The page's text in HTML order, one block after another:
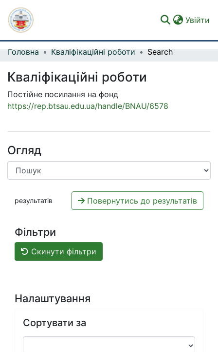
Увійти
Фонди та зібрання
Пошук за критеріями
Статистика
Головна Кваліфікаційні роботи Search
Кваліфікаційні роботи
Постійне посилання на фонд
https://rep.btsau.edu.ua/handle/BNAU/6578
Огляд
результатів Повернутись до результатів
Фільтри
Скинути фільтри
Налаштування
Сортувати за